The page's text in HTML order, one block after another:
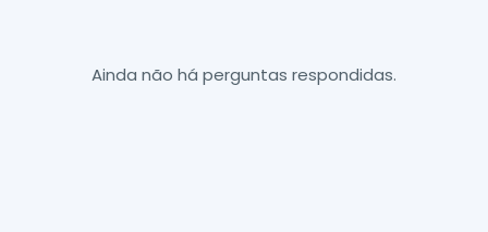
Ainda não há perguntas respondidas.